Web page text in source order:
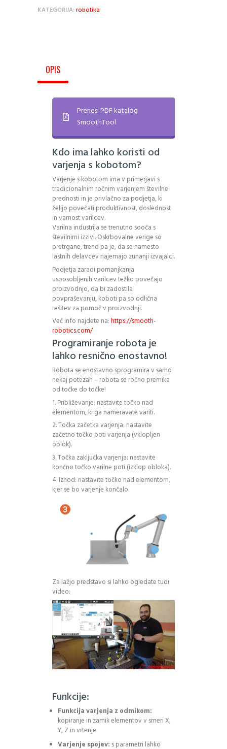
KATEGORIJA:robotika
OPIS
Prenesi PDF katalog
SmoothTool
Kdo ima lahko koristi od
varjenja s kobotom?
Varjenje s kobotom ima v primerjavi s
tradicionalnim ročnim varjenjem številne
prednosti in je privlačno za podjetja, ki
želijo povečati produktivnost, doslednost
in varnost varilcev.
Varilna industrija se trenutno sooča s
številnimi izzivi. Oskrbovalne verige so
pretrgane, trend pa je, da se namesto
lastnih delavcev najemajo zunanji izvajalci.
Podjetja zaradi pomanjkanja
usposobljenih varilcev težko povečajo
proizvodnjo, da bi zadostila
povpraševanju, koboti pa so odlična
rešitev za pomoč v proizvodnji.
Več info najdete na:https://smooth-
robotics.com/
Programiranje robota je
lahko resnično enostavno!
Robota se enostavno sprogramira v samo
nekaj potezah – robota se ročno premika
od točke do točke!
1. Približevanje: nastavite točko nad
elementom, ki ga nameravate variti.
2. Točka začetka varjenja: nastavite
začetno točko poti varjenja (vklopljen
oblok).
3. Točka zaključka varjenja: nastavite
končno točko varilne poti (izklop obloka).
4. Izhod: nastavite točko nad elementom,
kjer se bo varjenje končalo.
Za lažjo predstavo si lahko ogledate tudi
video:
Funkcije:
Funkcija varjenja z odmikom:
kopiranje in zamik elementov v smeri X,
Y, Z in vrtenje
Varjenje spojev: s parametri lahko